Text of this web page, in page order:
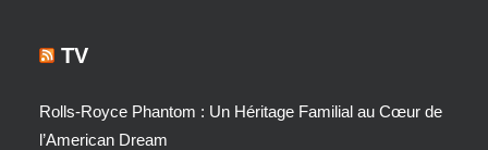
TV
Rolls-Royce Phantom : Un Héritage Familial au Cœur de
l’American Dream